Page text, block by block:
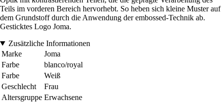
Teils im vorderen Bereich hervorhebt. So heben sich kleine Muster auf
dem Grundstoff durch die Anwendung der embossed-Technik ab.
Gesticktes Logo Joma.
Zusätzliche Informationen
Marke
Joma
Farbe
blanco/royal
Farbe
Weiß
Geschlecht
Frau
Altersgruppe Erwachsene